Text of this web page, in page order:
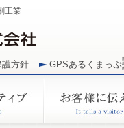
工業
護方針 GPSあるくまっぷ